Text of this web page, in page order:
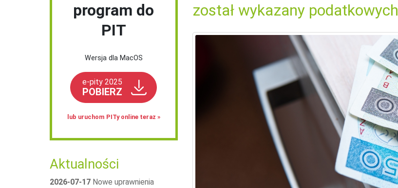
program do
PIT
Wersja dla MacOS
e-pity 2025
POBIERZ
lub uruchom PITy online teraz »
Aktualności
2026-07-17 Nowe uprawnienia
został wykazany podatkowych